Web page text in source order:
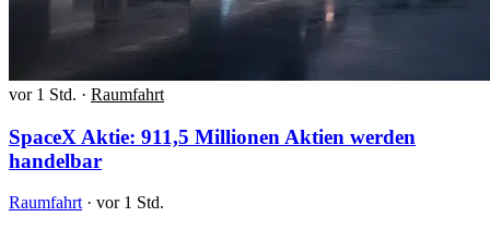
vor 1 Std. · Raumfahrt
SpaceX Aktie: 911,5 Millionen Aktien werden
handelbar
Raumfahrt · vor 1 Std.